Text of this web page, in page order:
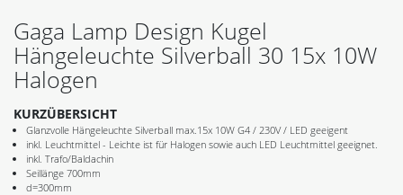
Gaga Lamp Design Kugel
Hängeleuchte Silverball 30 15x 10W
Halogen
KURZÜBERSICHT
Glanzvolle Hängeleuchte Silverball max.15x 10W G4 / 230V / LED geeigent
inkl. Leuchtmittel - Leichte ist für Halogen sowie auch LED Leuchtmittel geeignet.
inkl. Trafo/Baldachin
Seillänge 700mm
d=300mm